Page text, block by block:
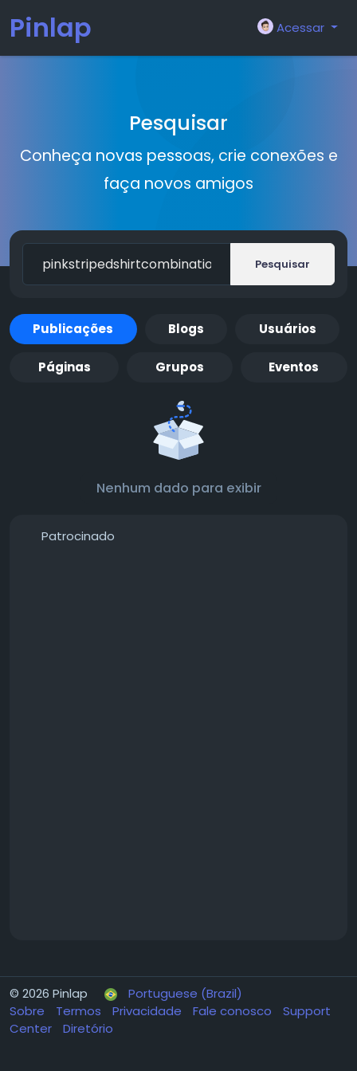
Pinlap Acessar
Pesquisar
Conheça novas pessoas, crie conexões e
faça novos amigos
Pesquisar
Publicações Blogs Usuários
Páginas Grupos Eventos
Nenhum dado para exibir
Patrocinado
© 2026 Pinlap
Portuguese (Brazil)
Sobre
Termos Privacidade Fale conosco
Support
Center
Diretório